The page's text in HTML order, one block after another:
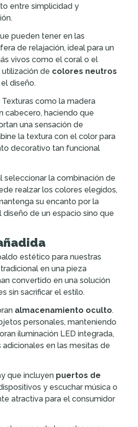
entre simplicidad y
pueden tener en las
de relajación, ideal para un
vivos como el coral o el
de colores neutros
diseño.
como la madera
cabecero, haciendo que
una sensación de
la textura con el color para
decorativo tan funcional
seleccionar la combinación de
realzar los colores elegidos,
su encanto por la
de un espacio sino que
estético para nuestras
en una pieza
convertido en una solución
sin sacrificar el estilo.
almacenamiento oculto.
personales, manteniendo
iluminación LED integrada,
en las mesitas de
que incluyen puertos de
y escuchar música o
atractiva para el consumidor